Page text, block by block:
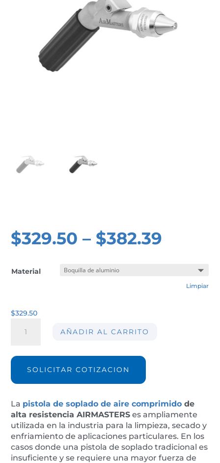
$329.50 – $382.39
Material
Limpiar
$329.50
de
presión
M120
cantidad
AÑADIR AL CARRITO
SOLICITAR COTIZACION
La pistola de soplado de aire comprimido de
alta resistencia AIRMASTERS es ampliamente
utilizada en la industria para la limpieza, secado y
enfriamiento de aplicaciones particulares. En los
casos donde una pistola de soplado tradicional es
insuficiente y se requiere una mayor fuerza de